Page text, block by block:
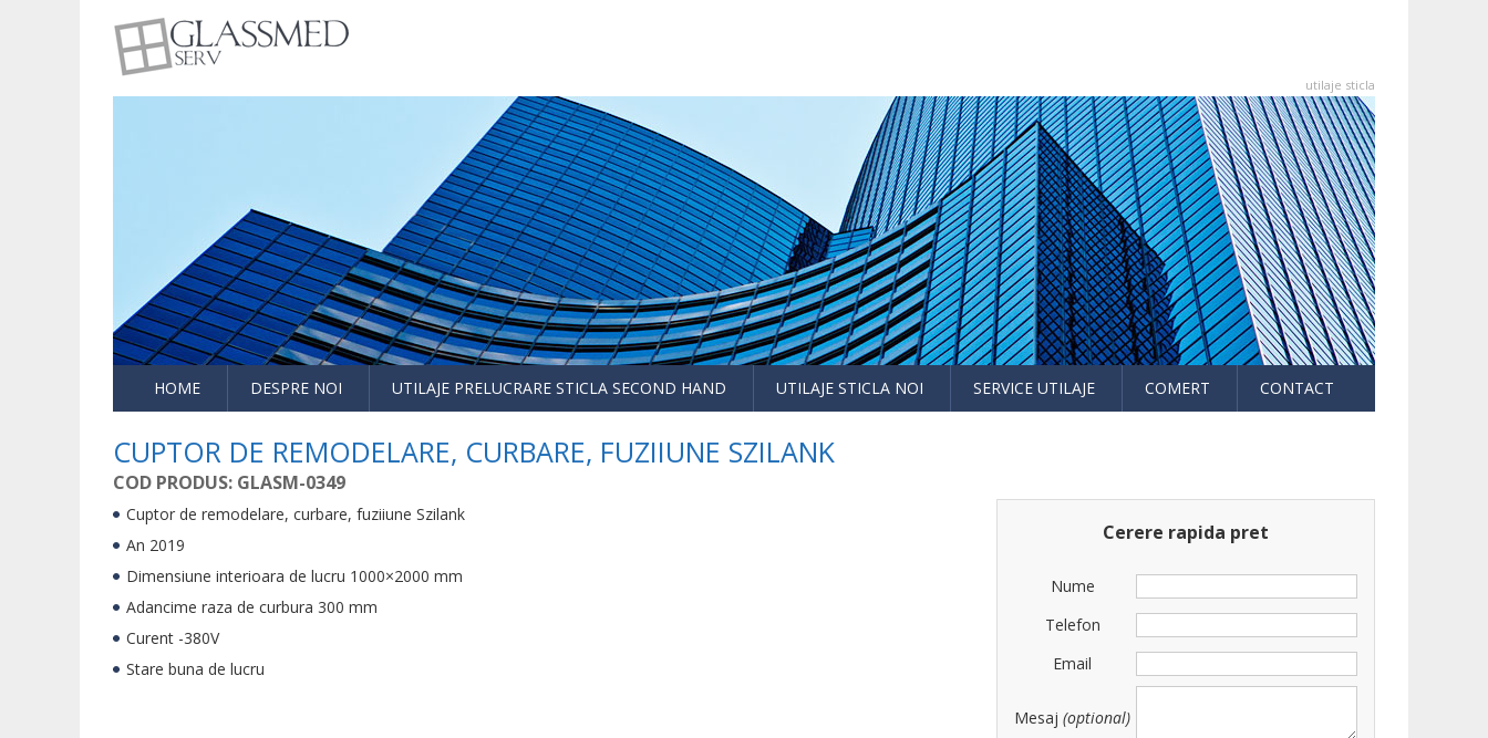
utilaje sticla
HOME DESPRE NOI UTILAJE PRELUCRARE STICLA SECOND HAND UTILAJE STICLA NOI SERVICE UTILAJE COMERT CONTACT
CUPTOR DE REMODELARE, CURBARE, FUZIIUNE SZILANK
COD PRODUS: GLASM-0349
Cerere rapida pret
Nume
Telefon
Email
Mesaj (optional)
Cuptor de remodelare, curbare, fuziiune Szilank
An 2019
Dimensiune interioara de lucru 1000×2000 mm
Adancime raza de curbura 300 mm
Curent -380V
Stare buna de lucru